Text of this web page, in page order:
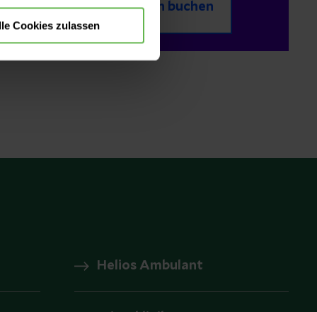
Cookies zulassen
Termin buchen
Helios Ambulant